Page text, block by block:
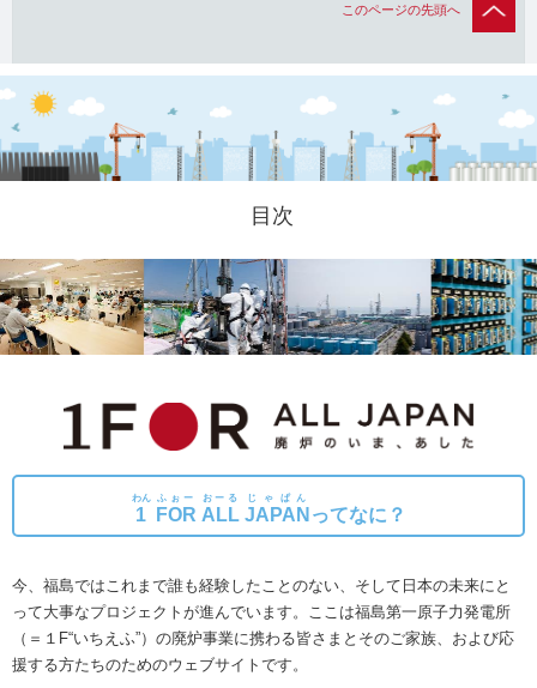
このページの先頭へ
目次
1
わん
FOR
ふぉー
ALL
おーる
JAPAN
じゃぱん
ってなに？
今、福島ではこれまで誰も経験したことのない、そして日本の未来にと
って大事なプロジェクトが進んでいます。
ここは福島第一原子力発電所
（＝１F“いちえふ”）の廃炉事業に携わる皆さまとそのご家族、および応
援する方たちのためのウェブサイトです。